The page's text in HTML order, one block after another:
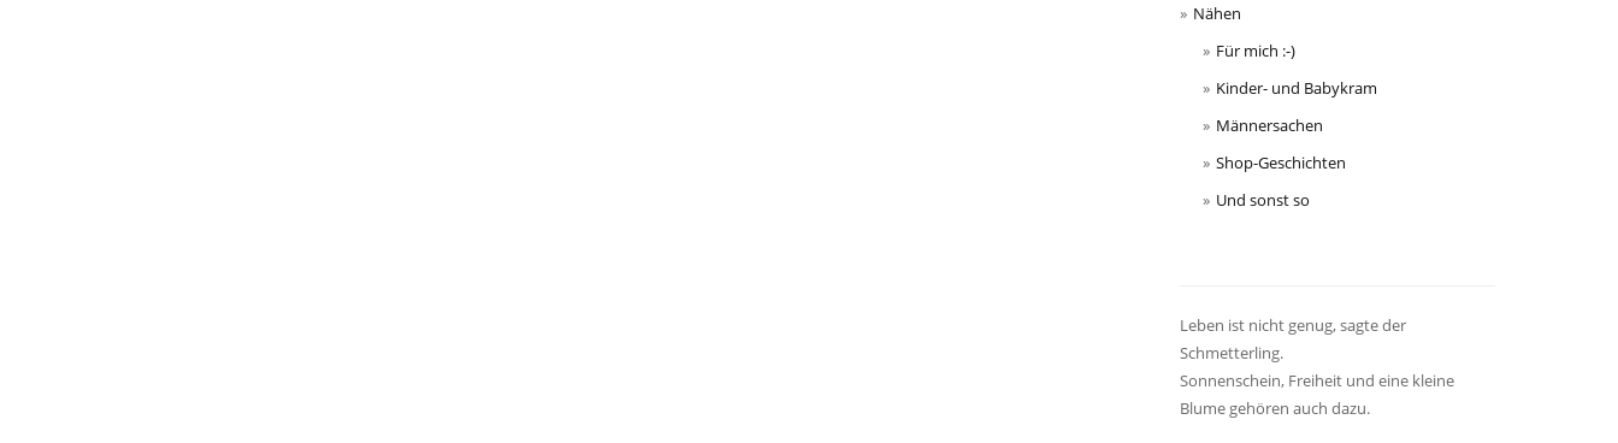
Nähen
Für mich :-)
Kinder- und Babykram
Männersachen
Shop-Geschichten
Und sonst so
Leben ist nicht genug, sagte der
Schmetterling.
Sonnenschein, Freiheit und eine kleine
Blume gehören auch dazu.